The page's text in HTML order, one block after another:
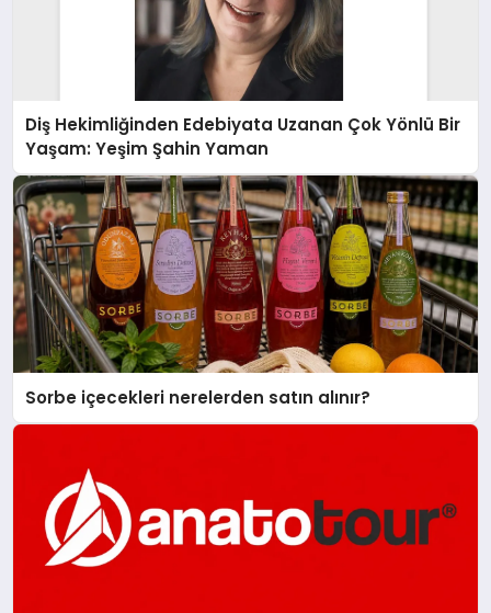
Diş Hekimliğinden Edebiyata Uzanan Çok Yönlü Bir
Yaşam: Yeşim Şahin Yaman
Sorbe içecekleri nerelerden satın alınır?